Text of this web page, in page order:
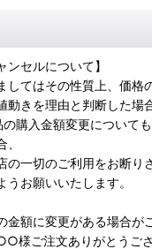
ンセルについて】
てはその性質上、価格
きを理由と判断した場
購入金額変更について
一切のご利用をお断り
お願いいたします。
額に変更がある場合が
様ご注文ありがとうご